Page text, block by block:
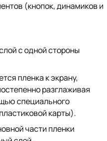
(кнопок, динамиков и
с одной стороны
пленка к экрану,
разглаживая
специального
карты).
части пленки